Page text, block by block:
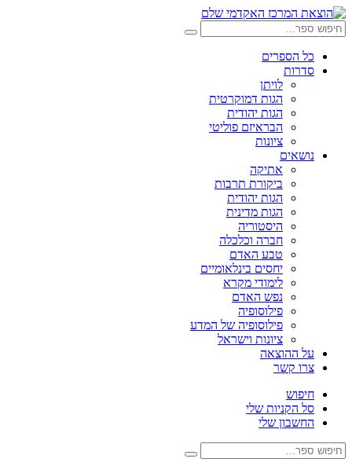
דלג
לתוכן
חיפוש:
חיפוש
כל הספרים
סדרות
לויתן
הגות דמוקרטית
הגות יהודית
הבראיזם פוליטי
ציונות
נושאים
אתיקה
ביקורת תרבות
הגות יהודית
הגות מדינית
היסטוריה
חברה וכלכלה
טבע האדם
יחסים בינלאומיים
לימודי מקרא
נפש האדם
פילוסופיה
פילוסופיה של המדע
ציונות וישראל
על ההוצאה
צרו קשר
חיפוש
סל הקניות שלי
החשבון שלי
חיפוש:
חיפוש